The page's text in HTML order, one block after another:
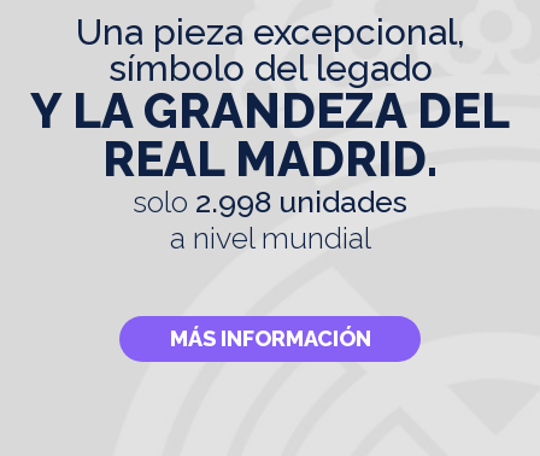
una pieza excepcional,
símbolo del legado
Y LA GRANDEZA DEL
REAL MADRID.
solo 2.998 unidades
a nivel mundial
MÁS INFORMACIÓN